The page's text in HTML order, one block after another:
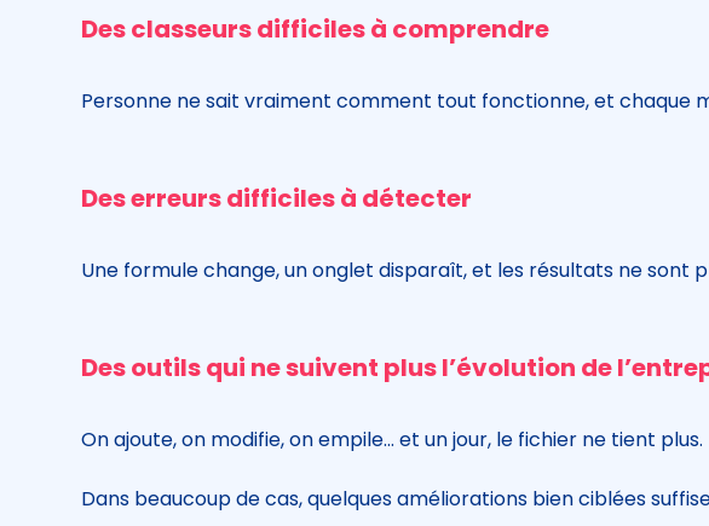
Des classeurs difficiles à comprendre
Personne ne sait vraiment comment tout fonctionne, et chaque
Des erreurs difficiles à détecter
Une formule change, un onglet disparaît, et les résultats ne sont
Des outils qui ne suivent plus l’évolution de
On ajoute, on modifie, on empile… et un jour, le fichier ne tient plus.
Dans beaucoup de cas, quelques améliorations bien ciblées